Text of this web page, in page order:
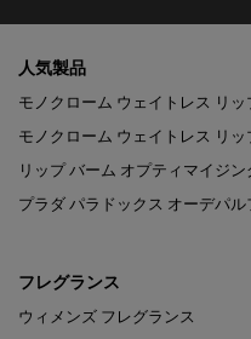
人気製品
モノクローム ウェイトレス リッ
モノクローム ウェイトレス リッ
リップ バーム オプティマイジン
プラダ パラドックス オーデパル
フレグランス
ウィメンズ フレグランス